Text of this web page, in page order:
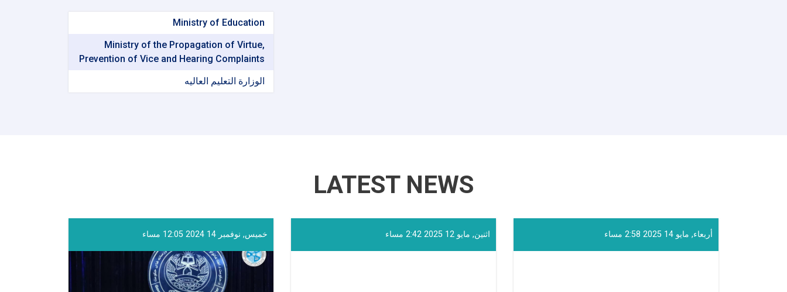
Ministry of Education
Ministry of the Propagation of Virtue,
Prevention of Vice and Hearing Complaints
الوزارة التعلیم العالیه
LATEST NEWS
أربعاء, مايو 14 2025 2:58 مساء اثنين, مايو 12 2025 2:42 مساء خميس, نوفمبر 14 2024 12:05 مساء